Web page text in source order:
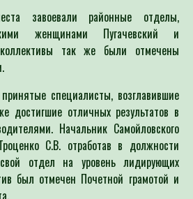
завоевали районные отделы,
женщинами Пугачевский и
коллективы так же были отмечены
специалисты, возглавившие
достигшие отличных результатов в
Начальник Самойловского
С.В. отработав в должности
отдел на уровень лидирующих
был отмечен Почетной грамотой и